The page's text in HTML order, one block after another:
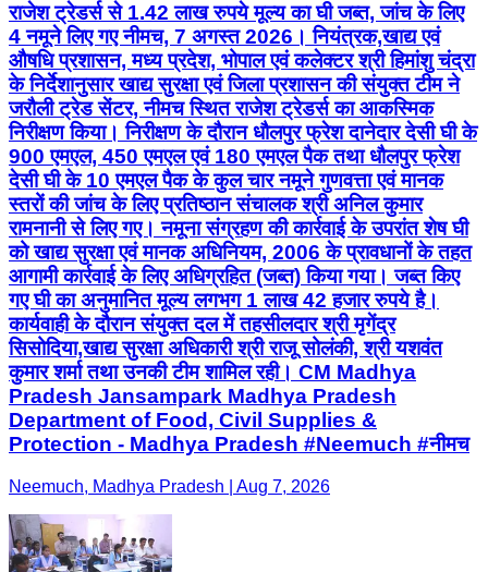
राजेश ट्रेडर्स से 1.42 लाख रुपये मूल्य का घी जब्त, जांच के लिए
4 नमूने लिए गए नीमच, 7 अगस्त 2026। नियंत्रक,खाद्य एवं
औषधि प्रशासन, मध्य प्रदेश, भोपाल एवं कलेक्टर श्री हिमांशु चंद्रा
के निर्देशानुसार खाद्य सुरक्षा एवं जिला प्रशासन की संयुक्त टीम ने
जरौली ट्रेड सेंटर, नीमच स्थित राजेश ट्रेडर्स का आकस्मिक
निरीक्षण किया। निरीक्षण के दौरान धौलपुर फ्रेश दानेदार देसी घी के
900 एमएल, 450 एमएल एवं 180 एमएल पैक तथा धौलपुर फ्रेश
देसी घी के 10 एमएल पैक के कुल चार नमूने गुणवत्ता एवं मानक
स्तरों की जांच के लिए प्रतिष्ठान संचालक श्री अनिल कुमार
रामनानी से लिए गए। नमूना संग्रहण की कार्रवाई के उपरांत शेष घी
को खाद्य सुरक्षा एवं मानक अधिनियम, 2006 के प्रावधानों के तहत
आगामी कार्रवाई के लिए अधिग्रहित (जब्त) किया गया। जब्त किए
गए घी का अनुमानित मूल्य लगभग 1 लाख 42 हजार रुपये है।
कार्यवाही के दौरान संयुक्त दल में तहसीलदार श्री मृगेंद्र
सिसोदिया,खाद्य सुरक्षा अधिकारी श्री राजू सोलंकी, श्री यशवंत
कुमार शर्मा तथा उनकी टीम शामिल रही। CM Madhya
Pradesh Jansampark Madhya Pradesh
Department of Food, Civil Supplies &
Protection - Madhya Pradesh #Neemuch #नीमच
Neemuch, Madhya Pradesh | Aug 7, 2026